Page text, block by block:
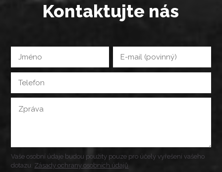
Kontaktujte nás
Vaše osobní údaje budou použity pouze pro účely vyřešení vašeho
dotazu. Zásady ochrany osobních údajů